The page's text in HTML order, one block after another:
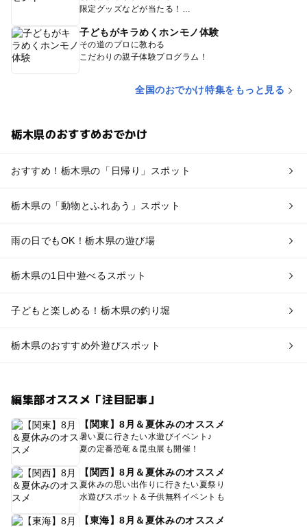
限定グッズなどが当たる！
子どもがキラめくホンモノ体験
その道のプロに教わる
こだわりの親子体験プログラム！
全国のおでかけ特集をもっと見る
栃木県のおすすめおでかけ
おすすめ！栃木県の「日帰り」スポット
栃木県の「動物とふれあう」スポット
雨の日でもOK！栃木県の遊び場
栃木県の1日中遊べるスポット
子どもと楽しめる！栃木県の釣り堀
栃木県のおすすめ外遊びスポット
編集部オススメ「注目記事」
【関東】8月＆夏休みのオススメ
暑い夏に行きたい水遊びイベント♪
夏の定番恐竜＆昆虫展も開催！
【関西】8月＆夏休みのオススメ
夏休みの思い出作りに行きたい夏祭り
水遊びスポット＆子供無料イベントも
【東海】8月＆夏休みのオススメ